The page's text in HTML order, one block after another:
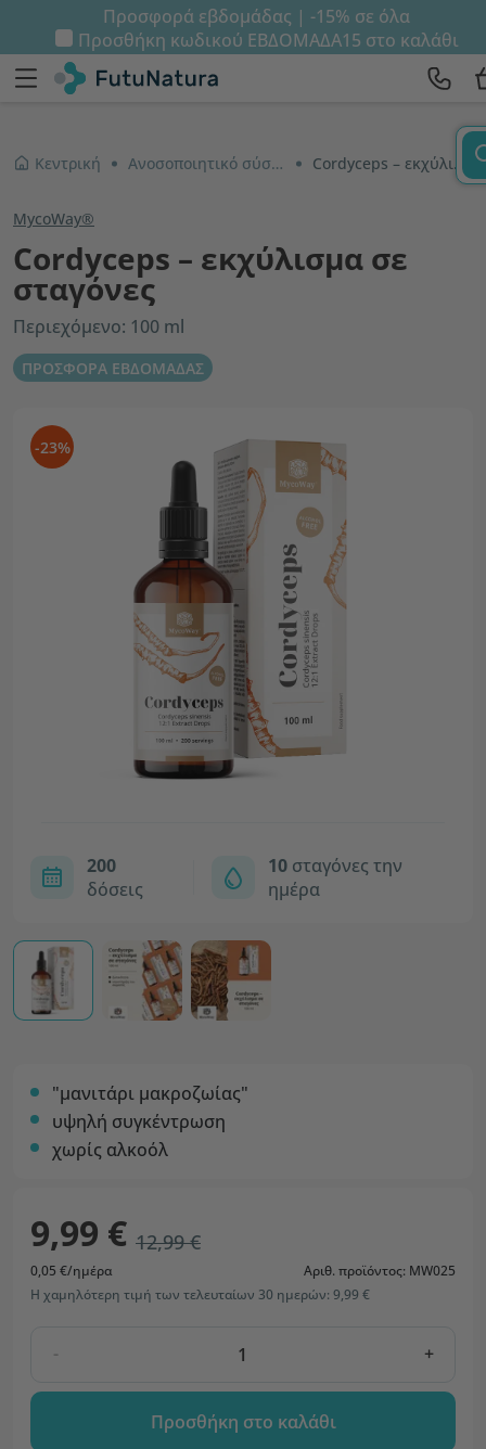
Προσφορά εβδομάδας | -15% σε όλα
Προσθήκη κωδικού ΕΒΔΟΜΑΔΑ15 στο καλάθι
Κεντρική Ανοσοποιητικό σύστημα και ενέργεια Cordyceps – εκχύλισμα σε σταγόνες
MycoWay®
Cordyceps – εκχύλισμα σε
σταγόνες
Περιεχόμενο: 100 ml
ΠΡΟΣΦΟΡΑ ΕΒΔΟΜΑΔΑΣ
-23%
200
δόσεις
10σταγόνες την
ημέρα
"μανιτάρι μακροζωίας"
υψηλή συγκέντρωση
χωρίς αλκοόλ
9,99 € 12,99 €
0,05 €/ημέρα
Αριθ. προϊόντος: MW025
Η χαμηλότερη τιμή των τελευταίων 30 ημερών: 9,99 €
- +
Προσθήκη στο καλάθι